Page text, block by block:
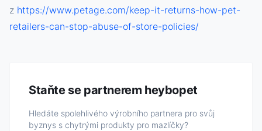
z https://www.petage.com/keep-it-returns-how-pet-
retailers-can-stop-abuse-of-store-policies/
Staňte se partnerem heybopet
Hledáte spolehlivého výrobního partnera pro svůj
byznys s chytrými produkty pro mazlíčky?